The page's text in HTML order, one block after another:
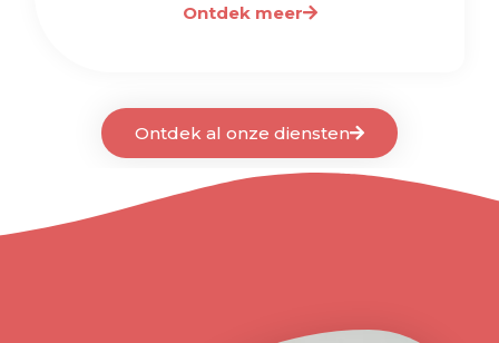
Ontdek meer
Ontdek al onze diensten